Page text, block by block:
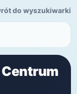
do wyszukiwarki